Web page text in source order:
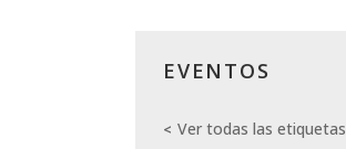
EVENTOS
Ver todas las etiquetas